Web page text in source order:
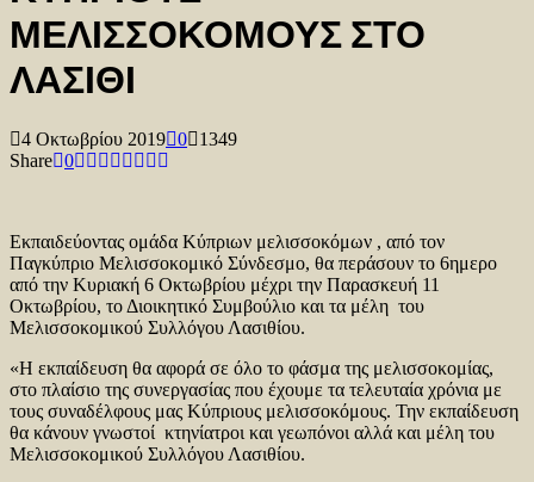
ΜΕΛΙΣΣΟΚΟΜΟΥΣ ΣΤΟ
ΛΑΣΙΘΙ
4 Οκτωβρίου 2019 0
1349
Share 0
Εκπαιδεύοντας ομάδα Κύπριων μελισσοκόμων , από τον
Παγκύπριο Μελισσοκομικό Σύνδεσμο, θα περάσουν το 6ημερο
από την Κυριακή 6 Οκτωβρίου μέχρι την Παρασκευή 11
Οκτωβρίου, το Διοικητικό Συμβούλιο και τα μέλη του
Μελισσοκομικού Συλλόγου Λασιθίου.
«Η εκπαίδευση θα αφορά σε όλο το φάσμα της μελισσοκομίας,
στο πλαίσιο της συνεργασίας που έχουμε τα τελευταία χρόνια με
τους συναδέλφους μας Κύπριους μελισσοκόμους. Την εκπαίδευση
θα κάνουν γνωστοί κτηνίατροι και γεωπόνοι αλλά και μέλη του
Μελισσοκομικού Συλλόγου Λασιθίου.